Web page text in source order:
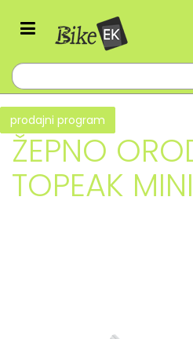
prodajni program
ŽEPNO
TOPEAK